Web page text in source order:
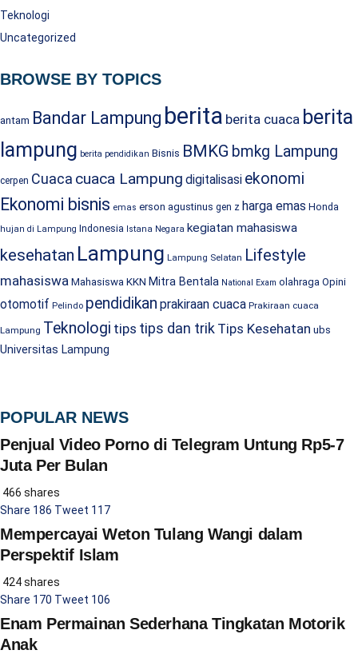
Teknologi
Uncategorized
BROWSE BY TOPICS
antam Bandar Lampung berita berita cuaca berita
lampung berita pendidikan Bisnis BMKG bmkg Lampung
cerpen Cuaca cuaca Lampung digitalisasi ekonomi
Ekonomi bisnis emas erson agustinus gen z harga emas Honda
hujan di Lampung Indonesia Istana Negara kegiatan mahasiswa
kesehatan Lampung Lampung Selatan Lifestyle
mahasiswa Mahasiswa KKN Mitra Bentala National Exam olahraga Opini
otomotif Pelindo pendidikan prakiraan cuaca Prakiraan cuaca
Lampung Teknologi tips tips dan trik Tips Kesehatan ubs
Universitas Lampung
POPULAR NEWS
Penjual Video Porno di Telegram Untung Rp5-7
Juta Per Bulan
466 shares
Share 186 Tweet 117
Mempercayai Weton Tulang Wangi dalam
Perspektif Islam
424 shares
Share 170 Tweet 106
Enam Permainan Sederhana Tingkatan Motorik
Anak